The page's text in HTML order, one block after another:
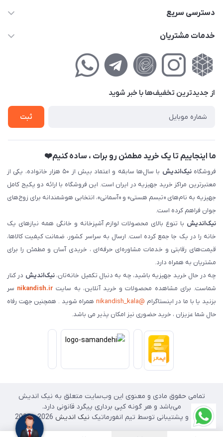
02177111474
کوچه گلریز 4 غربی ، پلاک 13
دسترسی سریع
حساب کاربری
لیست محصولات
خدمات مشتریان
راهنمای‌خرید‌آنلاین
حریم خصوصی
فروش‌اقساطی
از جدید‌ترین تخفیف‌ها با‌ خبر شوید
ثبت
ما اینجاییم تا یک خرید مطمئن رو برات ، ساده کنیم❤️
فروشگاهنیک‌اندیش
با سال‌ها سابقه و اعتماد بیش از ۵۰ هزار خانواده، یکی از
معتبرترین مراکز خرید جهیزیه در ایران است. این فروشگاه با ارائه دو پکیج کامل
جهیزیه به نام‌های «تبسم هستی» و «آسمانی»، انتخابی هوشمندانه برای زوج‌های
جوان فراهم کرده است.
نیک‌اندیش با تنوع بالای محصولات لوازم آشپزخانه و خانگی همه نیازهای یک
خانه را در یک جا جمع کرده است. ارسال به سراسر کشور، ضمانت کیفیت کالاها،
قیمت‌های رقابتی و خدمات مشاوره‌ای حرفه‌ای ، خریدی آسان و مطمئن را برای
مشتریان به همراه دارد.
چه در حال خرید جهیزیه باشید، چه به دنبال تکمیل خانه‌تان،نیک‌اندیش در کنار
شماست. برای مشاهده محصولات و خرید آنلاین، به سایت nikandish.ir سر
بزنید یا با ما در اینستاگرام @nikandish_kala
همراه شوید . همچنین جهت رفاه
حال شما عزیزان ، خرید حضوری نیز امکان پذیر می باشد.
تمامی حقوق مادی و معنوی این وب‌سایت متعلق به نیک اندیش
می‌باشد و هر گونه کپی برداری پیگرد قانونی دارد.
طراحی و پشتیبانی توسط تیم انفورماتیک نیک اندیش 2026 - 2025